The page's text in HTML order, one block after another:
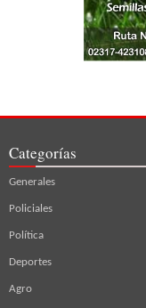
Categorías
Generales
Policiales
Política
Deportes
Agro